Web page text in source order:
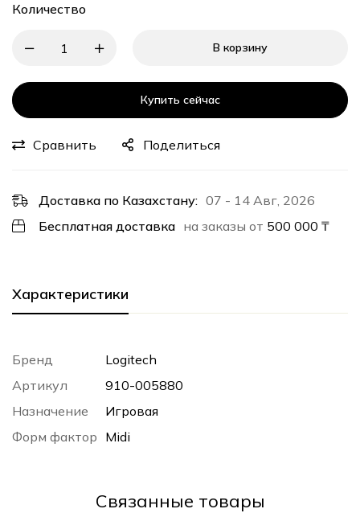
Количество
В корзину
Купить сейчас
Сравнить Поделиться
Доставка по Казахстану: 07 - 14 Авг, 2026
Бесплатная доставка на заказы от 500 000 ₸
Характеристики
Бренд
Logitech
Артикул
910-005880
Назначение
Игровая
Форм фактор Midi
Cвязанные товары